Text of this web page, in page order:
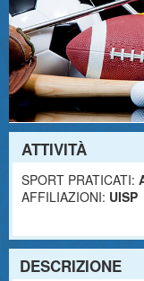
ATTIVITÀ
SPORT PRATICATI:
AFFILIAZIONI: UISP
DESCRIZIONE